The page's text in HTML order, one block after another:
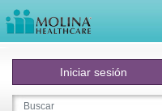
Iniciar sesión